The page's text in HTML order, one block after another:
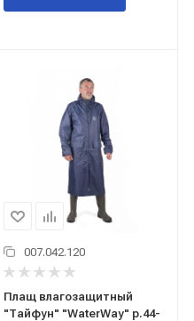
007.042.120
Плащ влагозащитный
"Тайфун" "WaterWay" р.44-